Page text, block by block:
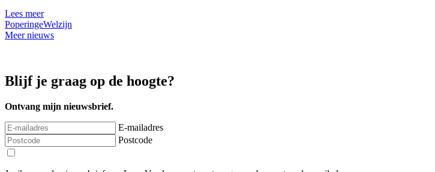
Lees meer
PoperingeWelzijn
Meer nieuws
Blijf je graag op de hoogte?
Ontvang mijn nieuwsbrief.
E-mailadres
Postcode